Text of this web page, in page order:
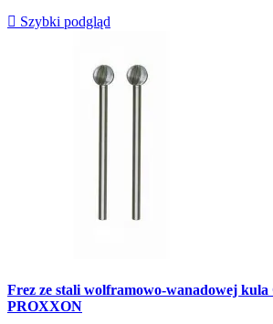
 Szybki podgląd
Frez ze stali wolframowo-wanadowej kula
PROXXON